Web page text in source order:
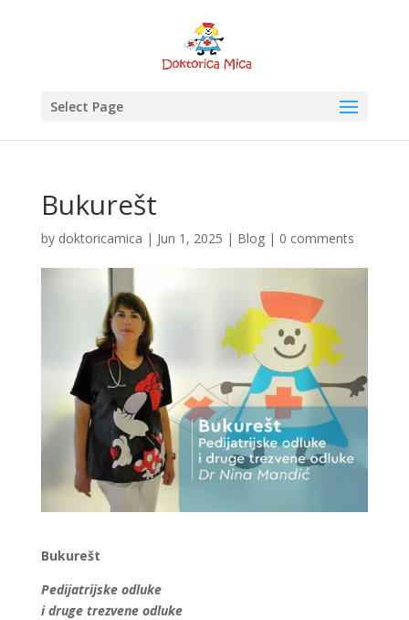
Select Page
Bukurešt
by doktoricamica | Jun 1, 2025 | Blog| 0 comments
Bukurešt
Pedijatrijske odluke
i druge trezvene odluke